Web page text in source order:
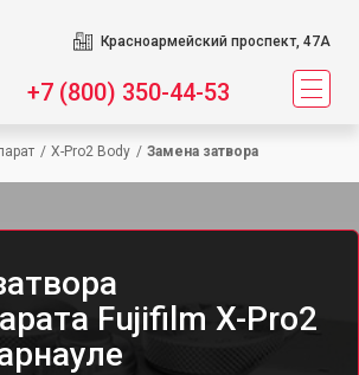
Красноармейский проспект, 47А
+7 (800) 350-44-53
/ X-Pro2 Body / Замена затвора
Fujifilm X-Pro2